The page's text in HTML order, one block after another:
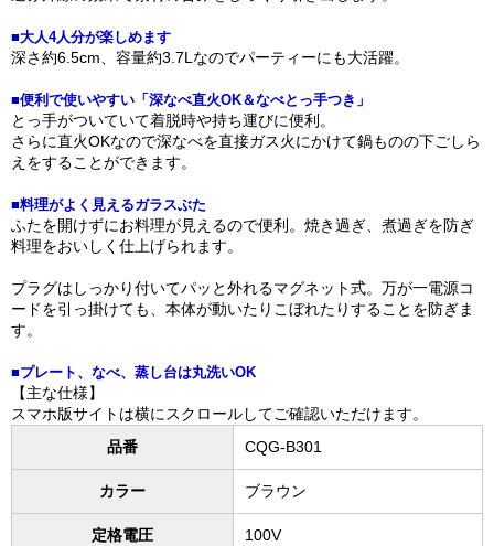
■大人4人分が楽しめます
深さ約6.5cm、容量約3.7Lなのでパーティーにも大活躍。
■便利で使いやすい「深なべ直火OK＆なべとっ手つき」
とっ手がついていて着脱時や持ち運びに便利。
さらに直火OKなので深なべを直接ガス火にかけて鍋ものの下ごしら
えをすることができます。
■料理がよく見えるガラスぶた
ふたを開けずにお料理が見えるので便利。焼き過ぎ、煮過ぎを防ぎ
料理をおいしく仕上げられます。
プラグはしっかり付いてパッと外れるマグネット式。万が一電源コ
ードを引っ掛けても、本体が動いたりこぼれたりすることを防ぎま
す。
■プレート、なべ、蒸し台は丸洗いOK
【主な仕様】
スマホ版サイトは横にスクロールしてご確認いただけます。
品番
CQG-B301
カラー ブラウン
定格電圧 100V